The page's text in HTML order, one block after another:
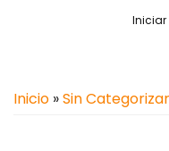
Iniciar
Inicio »Sin Categorizar